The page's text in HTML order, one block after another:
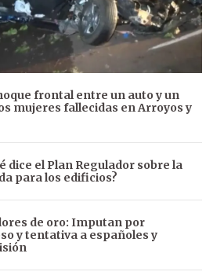
frontal entre un auto y un
mujeres fallecidas en Arroyos y
dice el Plan Regulador sobre la
para los edificios?
de oro: Imputan por
y tentativa a españoles y